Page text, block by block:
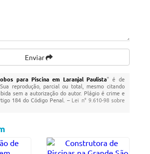
Enviar
para Piscina em Laranjal Paulista" é de
reprodução, parcial ou total, mesmo citando
sem a autorização do autor. Plágio é crime e
184 do Código Penal. – Lei n° 9.610-98 sobre